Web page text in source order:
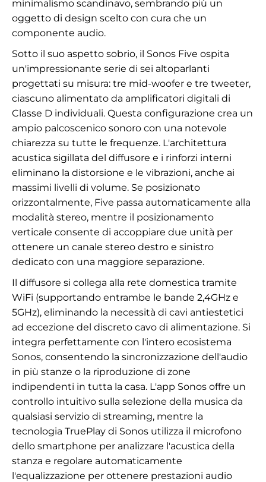
minimalismo scandinavo, sembrando più un
oggetto di design scelto con cura che un
componente audio.
Sotto il suo aspetto sobrio, il Sonos Five ospita
un'impressionante serie di sei altoparlanti
progettati su misura: tre mid-woofer e tre tweeter,
ciascuno alimentato da amplificatori digitali di
Classe D individuali. Questa configurazione crea un
ampio palcoscenico sonoro con una notevole
chiarezza su tutte le frequenze. L'architettura
acustica sigillata del diffusore e i rinforzi interni
eliminano la distorsione e le vibrazioni, anche ai
massimi livelli di volume. Se posizionato
orizzontalmente, Five passa automaticamente alla
modalità stereo, mentre il posizionamento
verticale consente di accoppiare due unità per
ottenere un canale stereo destro e sinistro
dedicato con una maggiore separazione.
Il diffusore si collega alla rete domestica tramite
WiFi (supportando entrambe le bande 2,4GHz e
5GHz), eliminando la necessità di cavi antiestetici
ad eccezione del discreto cavo di alimentazione. Si
integra perfettamente con l'intero ecosistema
Sonos, consentendo la sincronizzazione dell'audio
in più stanze o la riproduzione di zone
indipendenti in tutta la casa. L'app Sonos offre un
controllo intuitivo sulla selezione della musica da
qualsiasi servizio di streaming, mentre la
tecnologia TruePlay di Sonos utilizza il microfono
dello smartphone per analizzare l'acustica della
stanza e regolare automaticamente
l'equalizzazione per ottenere prestazioni audio